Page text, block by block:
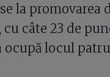
la promovarea
câte 23 de
locul